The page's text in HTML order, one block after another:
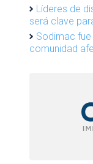
Líderes de
será clave
Sodimac
comunidad